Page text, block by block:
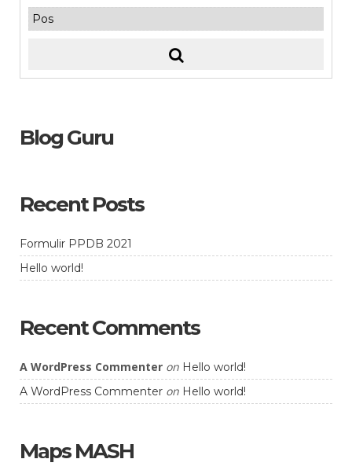
Blog Guru
Recent Posts
Formulir PPDB 2021
Hello world!
Recent Comments
A WordPress Commenter on Hello world!
A WordPress Commenter on Hello world!
Maps MASH